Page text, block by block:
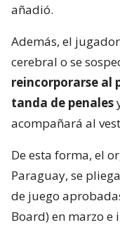
añadió.
Además, el
cerebral o se
reincorporarse al
tanda de penales
acompañará al
De esta forma, el
Paraguay, se
de juego
Board) en marzo